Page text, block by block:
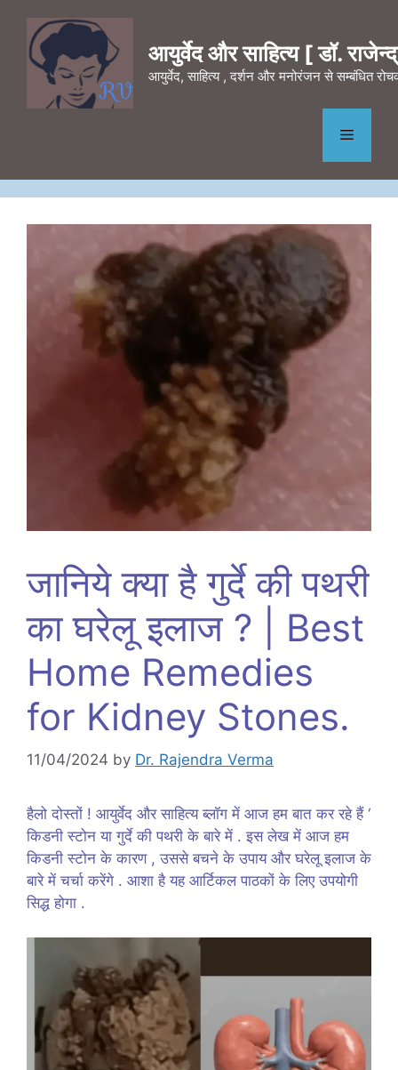
content
आयुर्वेद और साहित्य [ डॉ.
आयुर्वेद, साहित्य , दर्शन और मनोरंजन से सम्बंधित
Menu
जानिये क्या है गुर्दे की पथरी
का घरेलू इलाज ? | Best
Home Remedies
for Kidney Stones.
11/04/2024 by Dr. Rajendra Verma
हैलो दोस्तों ! आयुर्वेद और साहित्य ब्लॉग में आज हम बात कर रहे हैं ‘
किडनी स्टोन या गुर्दे की पथरी के बारे में . इस लेख में आज हम
किडनी स्टोन के कारण , उससे बचने के उपाय और घरेलू इलाज के
बारे में चर्चा करेंगे . आशा है यह आर्टिकल पाठकों के लिए उपयोगी
सिद्ध होगा .